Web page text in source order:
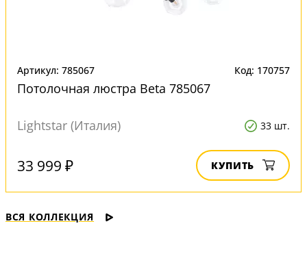
Артикул: 785067 Код: 170757
Потолочная люстра Beta 785067
Lightstar (Италия) 33 шт.
33 999 ₽ КУПИТЬ
ВСЯ КОЛЛЕКЦИЯ